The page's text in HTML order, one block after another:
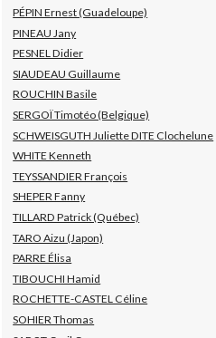
PÉPIN Ernest (Guadeloupe)
PINEAU Jany
PESNEL Didier
SIAUDEAU Guillaume
ROUCHIN Basile
SERGOÏ Timotéo (Belgique)
SCHWEISGUTH Juliette DITE Clochelune
WHITE Kenneth
TEYSSANDIER François
SHEPER Fanny
TILLARD Patrick (Québec)
TARO Aizu (Japon)
PARRE Élisa
TIBOUCHI Hamid
ROCHETTE-CASTEL Céline
SOHIER Thomas